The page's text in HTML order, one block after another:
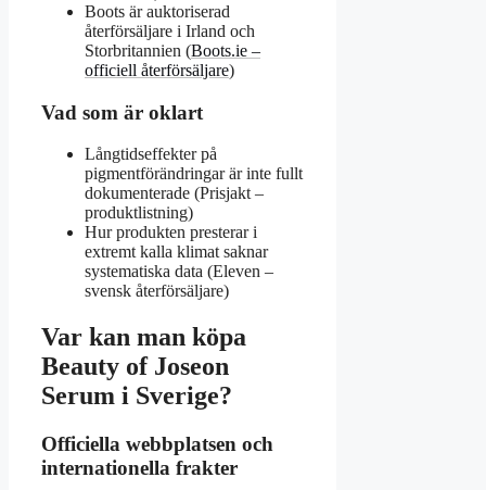
Boots är auktoriserad
återförsäljare i Irland och
Storbritannien (Boots.ie –
officiell återförsäljare)
Vad som är oklart
Långtidseffekter på
pigmentförändringar är inte fullt
dokumenterade (Prisjakt –
produktlistning)
Hur produkten presterar i
extremt kalla klimat saknar
systematiska data (Eleven –
svensk återförsäljare)
Var kan man köpa
Beauty of Joseon
Serum i Sverige?
Officiella webbplatsen och
internationella frakter